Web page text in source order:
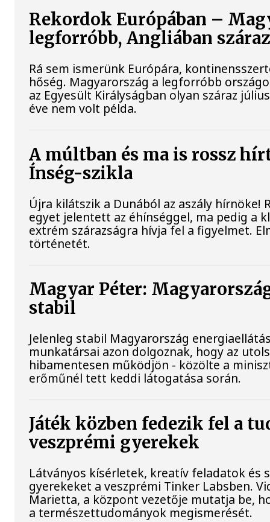
Rekordok Európában –
legforróbb, Angliában
Rá sem ismerünk Európára,
hőség. Magyarország a legforróbb
az Egyesült Királyságban olyan száraz
éve nem volt példa.
A múltban és ma is rossz
Ínség-szikla
Újra kilátszik a Dunából az aszály hírnöke!
egyet jelentett az éhínséggel, ma pedig a
extrém szárazságra hívja fel a figyelmet.
történetét.
Magyar Péter:
stabil
Jelenleg stabil Magyarország
munkatársai azon dolgoznak, hogy az
hibamentesen működjön - közölte a
erőműnél tett keddi látogatása során.
Játék közben fedezik fel a
veszprémi gyerekek
Látványos kísérletek, kreatív feladatok és
gyerekeket a veszprémi Tinker Labsben.
Marietta, a központ vezetője mutatja be,
a természettudományok megismerését.